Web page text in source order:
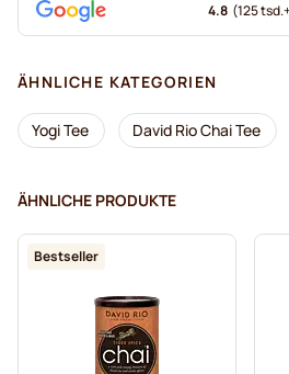
4.8 (125
ÄHNLICHE KATEGORIEN
Yogi Tee David Rio Chai Tee
ÄHNLICHE PRODUKTE
Bestseller